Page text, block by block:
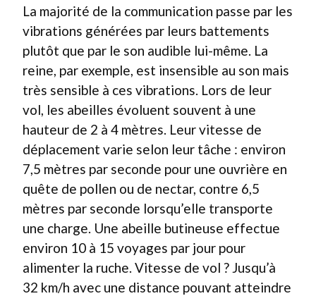
La majorité de la communication passe par les
vibrations générées par leurs battements
plutôt que par le son audible lui-même. La
reine, par exemple, est insensible au son mais
très sensible à ces vibrations. Lors de leur
vol, les abeilles évoluent souvent à une
hauteur de 2 à 4 mètres. Leur vitesse de
déplacement varie selon leur tâche : environ
7,5 mètres par seconde pour une ouvrière en
quête de pollen ou de nectar, contre 6,5
mètres par seconde lorsqu’elle transporte
une charge. Une abeille butineuse effectue
environ 10 à 15 voyages par jour pour
alimenter la ruche. Vitesse de vol ? Jusqu’à
32 km/h avec une distance pouvant atteindre